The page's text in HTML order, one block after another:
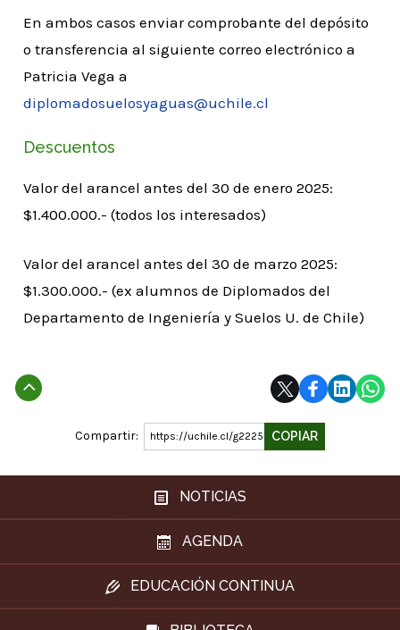
En ambos casos enviar comprobante del depósito
o transferencia al siguiente correo electrónico a
Patricia Vega a
diplomadosuelosyaguas@uchile.cl
Descuentos
Valor del arancel antes del 30 de enero 2025:
$1.400.000.- (todos los interesados)
Valor del arancel antes del 30 de marzo 2025:
$1.300.000.- (ex alumnos de Diplomados del
Departamento de Ingeniería y Suelos U. de Chile)
Subir
Compartir: https://uchile.cl/g222516COPIAR
NOTICIAS
AGENDA
EDUCACIÓN CONTINUA